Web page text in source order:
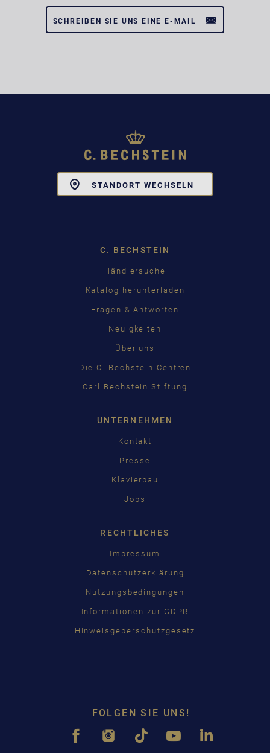
SCHREIBEN SIE UNS EINE E-MAIL
STANDORT WECHSELN
C. BECHSTEIN
Händlersuche
Katalog herunterladen
Fragen & Antworten
Neuigkeiten
Über uns
Die C. Bechstein Centren
Carl Bechstein Stiftung
UNTERNEHMEN
Kontakt
Presse
Klavierbau
Jobs
RECHTLICHES
Impressum
Datenschutzerklärung
Nutzungsbedingungen
Informationen zur GDPR
Hinweisgeberschutzgesetz
FOLGEN SIE UNS!